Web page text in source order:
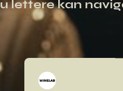
lettere kan